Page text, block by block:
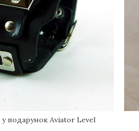
подарунок Aviator Level